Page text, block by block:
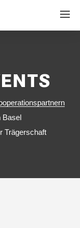
Basel
Trägerschaft